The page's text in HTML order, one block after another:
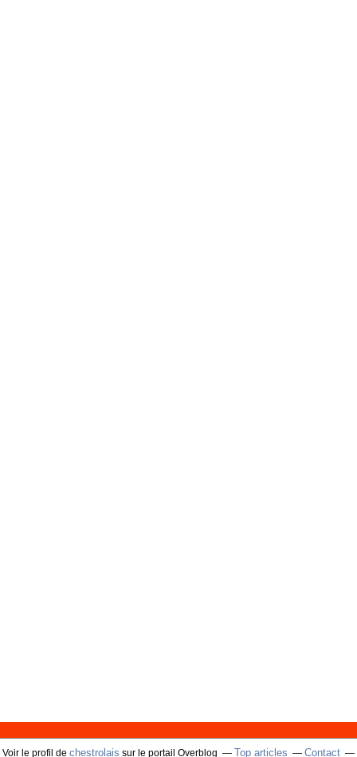
Voir le profil de chestrolais sur le portail Overblog Top articles Contact